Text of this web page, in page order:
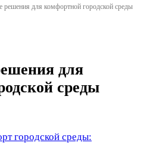
решения для комфортной городской среды
для
среды